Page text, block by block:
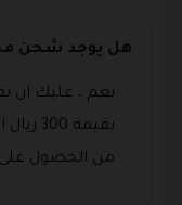
هل يوجد شحن
نعم ، عليك ان
بقيمة
من الحصول على